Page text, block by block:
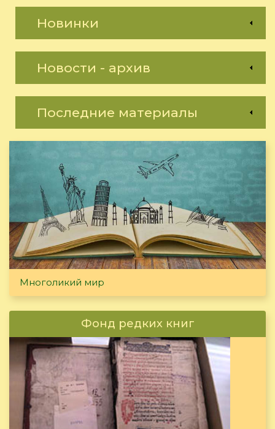
Новинки
Новости - архив
Последние материалы
Многоликий мир
Фонд редких книг